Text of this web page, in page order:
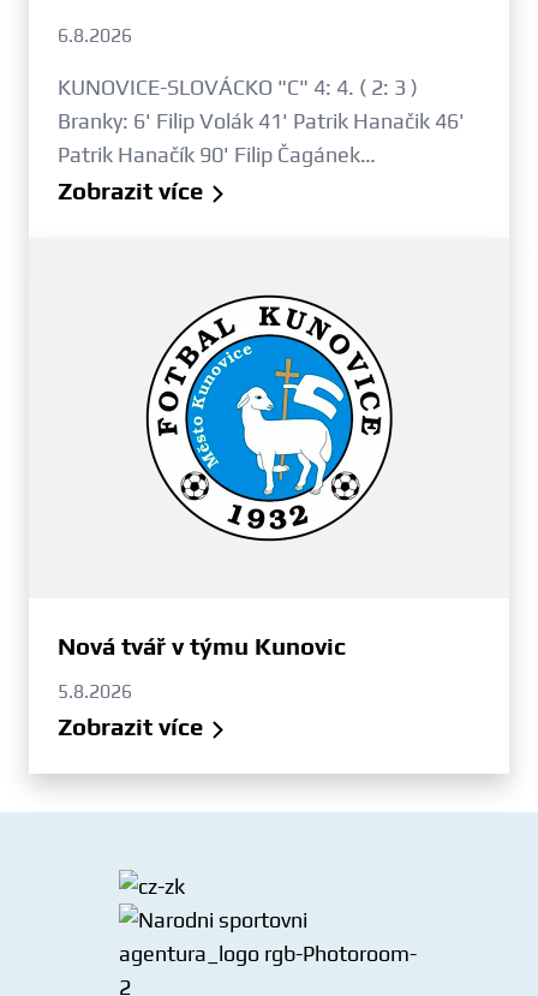
6.8.2026
KUNOVICE-SLOVÁCKO "C" 4: 4. ( 2: 3 )
Branky: 6' Filip Volák 41' Patrik Hanačik 46'
Patrik Hanačík 90' Filip Čagánek…
Zobrazit více
Nová tvář v týmu Kunovic
5.8.2026
Zobrazit více